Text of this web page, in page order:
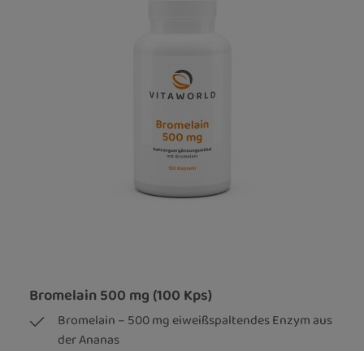
Bromelain 500 mg (100 Kps)
Bromelain – 500 mg eiweißspaltendes Enzym aus
der Ananas